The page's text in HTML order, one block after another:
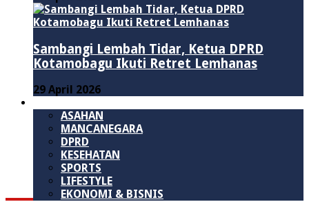
Sambangi Lembah Tidar, Ketua DPRD
Kotamobagu Ikuti Retret Lemhanas
29 April 2026
ASAHAN
MANCANEGARA
DPRD
KESEHATAN
SPORTS
LIFESTYLE
EKONOMI & BISNIS